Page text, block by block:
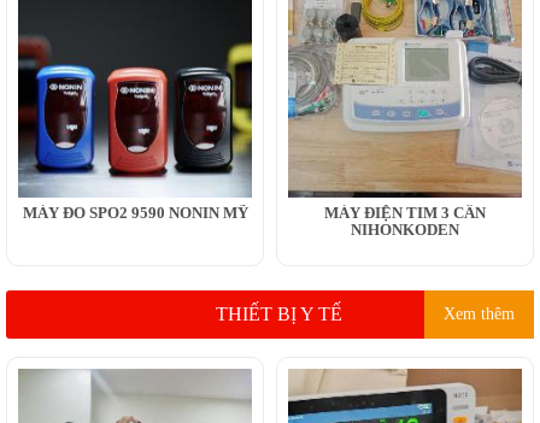
MÁY ĐO SPO2 9590 NONIN MỸ
MÁY ĐIỆN TIM 3 CẦN
NIHONKODEN
THIẾT BỊ Y TẾ Xem thêm